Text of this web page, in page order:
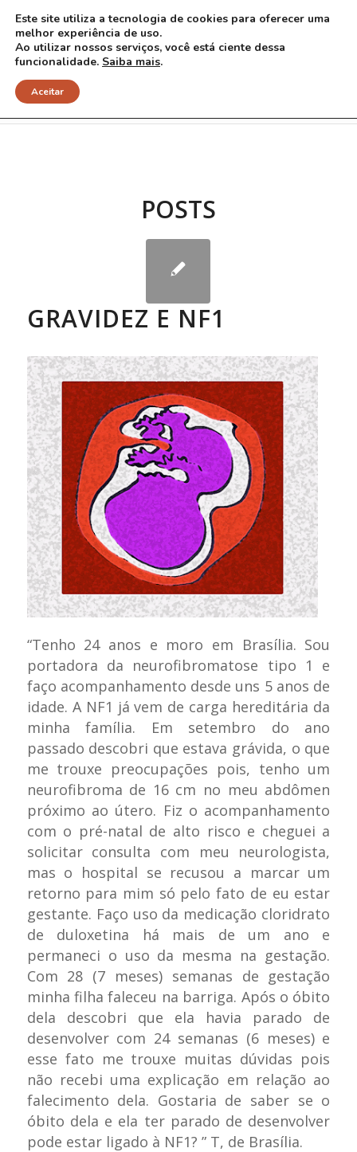
Arquivo para Tag: morte fetal
POSTS
GRAVIDEZ E NF1
“Tenho 24 anos e moro em Brasília. Sou
portadora da neurofibromatose tipo 1 e
faço acompanhamento desde uns 5 anos de
idade. A NF1 já vem de carga hereditária da
minha família. Em setembro do ano
passado descobri que estava grávida, o que
me trouxe preocupações pois, tenho um
neurofibroma de 16 cm no meu abdômen
próximo ao útero. Fiz o acompanhamento
com o pré-natal de alto risco e cheguei a
solicitar consulta com meu neurologista,
mas o hospital se recusou a marcar um
retorno para mim só pelo fato de eu estar
gestante. Faço uso da medicação cloridrato
de duloxetina há mais de um ano e
permaneci o uso da mesma na gestação.
Com 28 (7 meses) semanas de gestação
minha filha faleceu na barriga. Após o óbito
dela descobri que ela havia parado de
desenvolver com 24 semanas (6 meses) e
esse fato me trouxe muitas dúvidas pois
não recebi uma explicação em relação ao
falecimento dela. Gostaria de saber se o
óbito dela e ela ter parado de desenvolver
pode estar ligado à NF1? ” T, de Brasília.
Este site utiliza a tecnologia de cookies para oferecer uma
melhor experiência de uso.
Ao utilizar nossos serviços, você está ciente dessa
funcionalidade. Saiba mais.
Aceitar